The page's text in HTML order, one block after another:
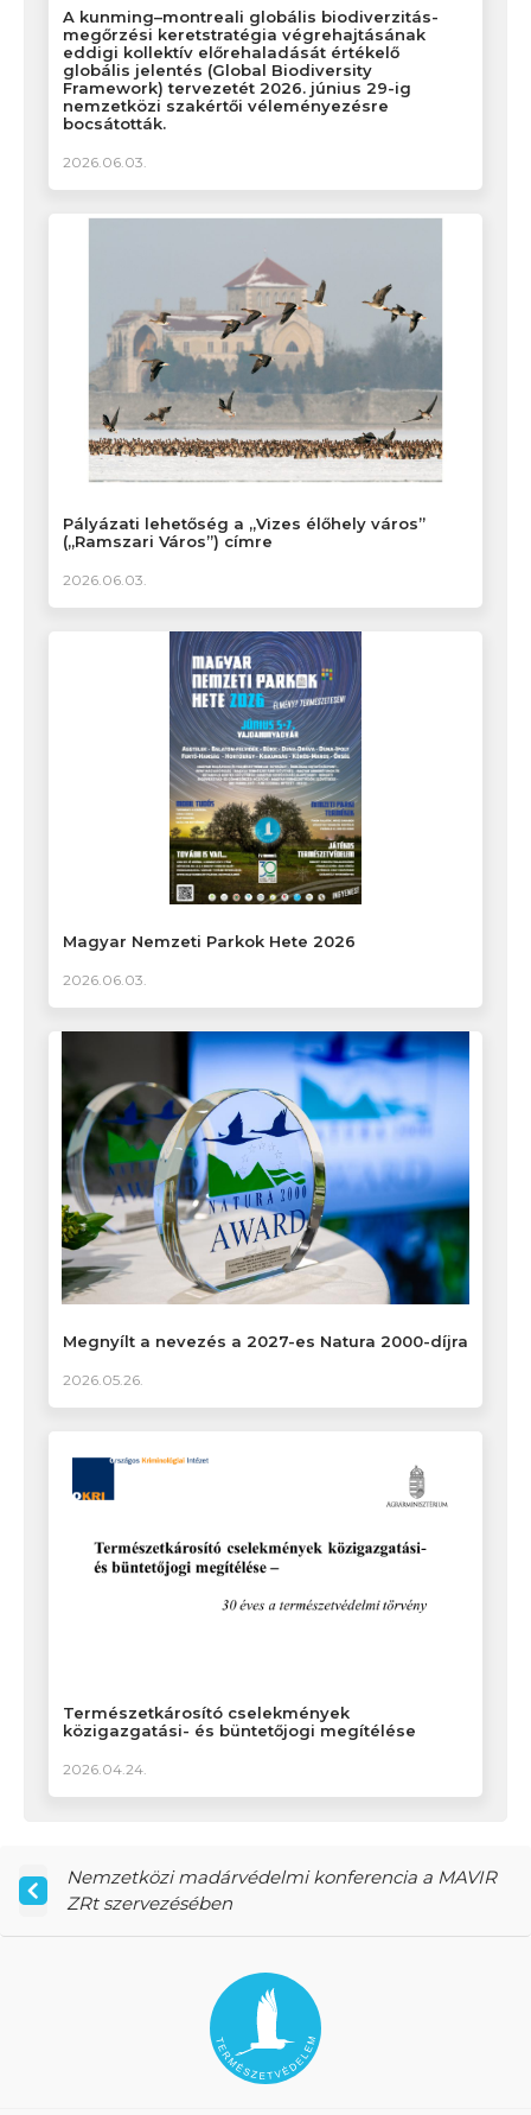
A kunming–montreali globális biodiverzitás-
megőrzési keretstratégia végrehajtásának
eddigi kollektív előrehaladását értékelő
globális jelentés (Global Biodiversity
Framework) tervezetét 2026. június 29-ig
nemzetközi szakértői véleményezésre
bocsátották.
2026.06.03.
Pályázati lehetőség a „Vizes élőhely város”
(„Ramszari Város”) címre
2026.06.03.
Magyar Nemzeti Parkok Hete 2026
2026.06.03.
Megnyílt a nevezés a 2027-es Natura 2000-díjra
2026.05.26.
Természetkárosító cselekmények
közigazgatási- és büntetőjogi megítélése
2026.04.24.
Nemzetközi madárvédelmi konferencia a MAVIR
ZRt szervezésében